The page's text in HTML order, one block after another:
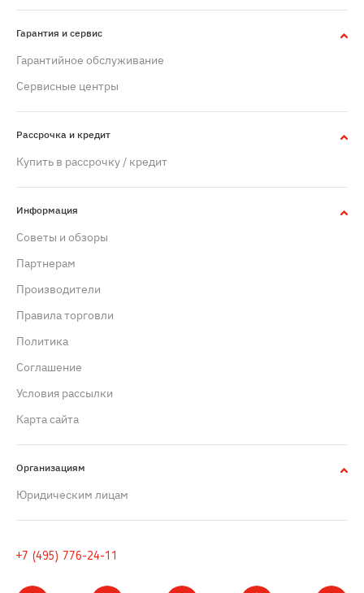
Гарантия и сервис
Гарантийное обслуживание
Сервисные центры
Рассрочка и кредит
Купить в рассрочку / кредит
Информация
Советы и обзоры
Партнерам
Производители
Правила торговли
Политика
Cоглашение
Условия рассылки
Карта сайта
Организациям
Юридическим лицам
+7 (495) 776-24-11